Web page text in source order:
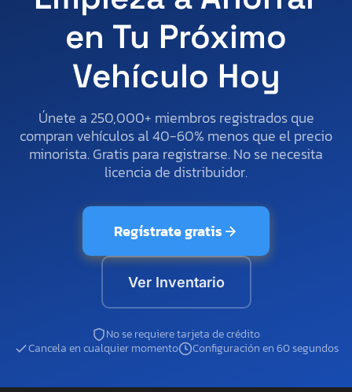
en Tu Próximo
Vehículo Hoy
Únete a 250,000+ miembros registrados que
compran vehículos al 40-60% menos que el precio
minorista. Gratis para registrarse. No se necesita
licencia de distribuidor.
Regístrate gratis
Ver Inventario
No se requiere tarjeta de crédito
Cancela en cualquier momento
Configuración en 60 segundos